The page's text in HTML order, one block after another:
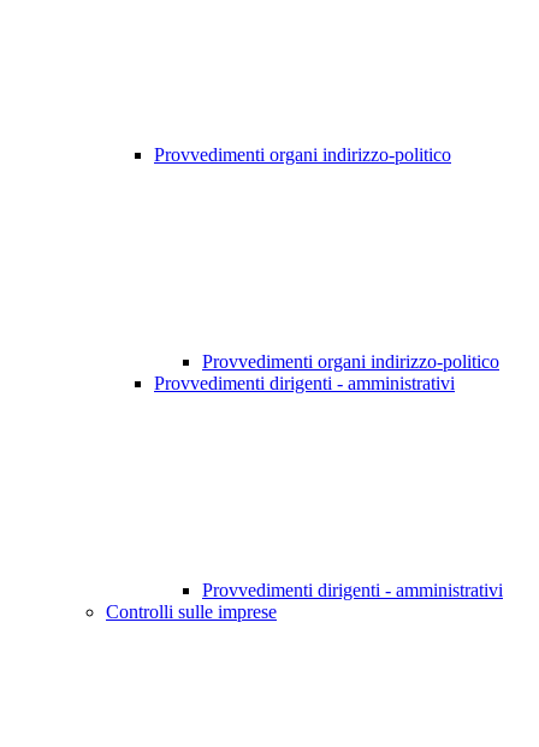
Provvedimenti organi indirizzo-politico
Provvedimenti organi indirizzo-politico
Provvedimenti dirigenti - amministrativi
Provvedimenti dirigenti - amministrativi
Controlli sulle imprese